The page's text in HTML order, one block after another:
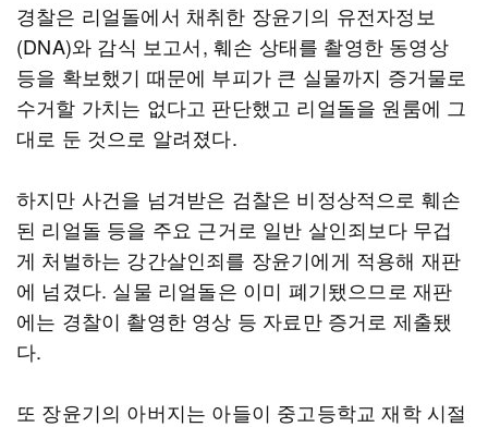
경찰은 리얼돌에서 채취한 장윤기의 유전자정보
(DNA)와 감식 보고서, 훼손 상태를 촬영한 동영상
등을 확보했기 때문에 부피가 큰 실물까지 증거물로
수거할 가치는 없다고 판단했고 리얼돌을 원룸에 그
대로 둔 것으로 알려졌다.
하지만 사건을 넘겨받은 검찰은 비정상적으로 훼손
된 리얼돌 등을 주요 근거로 일반 살인죄보다 무겁
게 처벌하는 강간살인죄를 장윤기에게 적용해 재판
에 넘겼다. 실물 리얼돌은 이미 폐기됐으므로 재판
에는 경찰이 촬영한 영상 등 자료만 증거로 제출됐
다.
또 장윤기의 아버지는 아들이 중고등학교 재학 시절